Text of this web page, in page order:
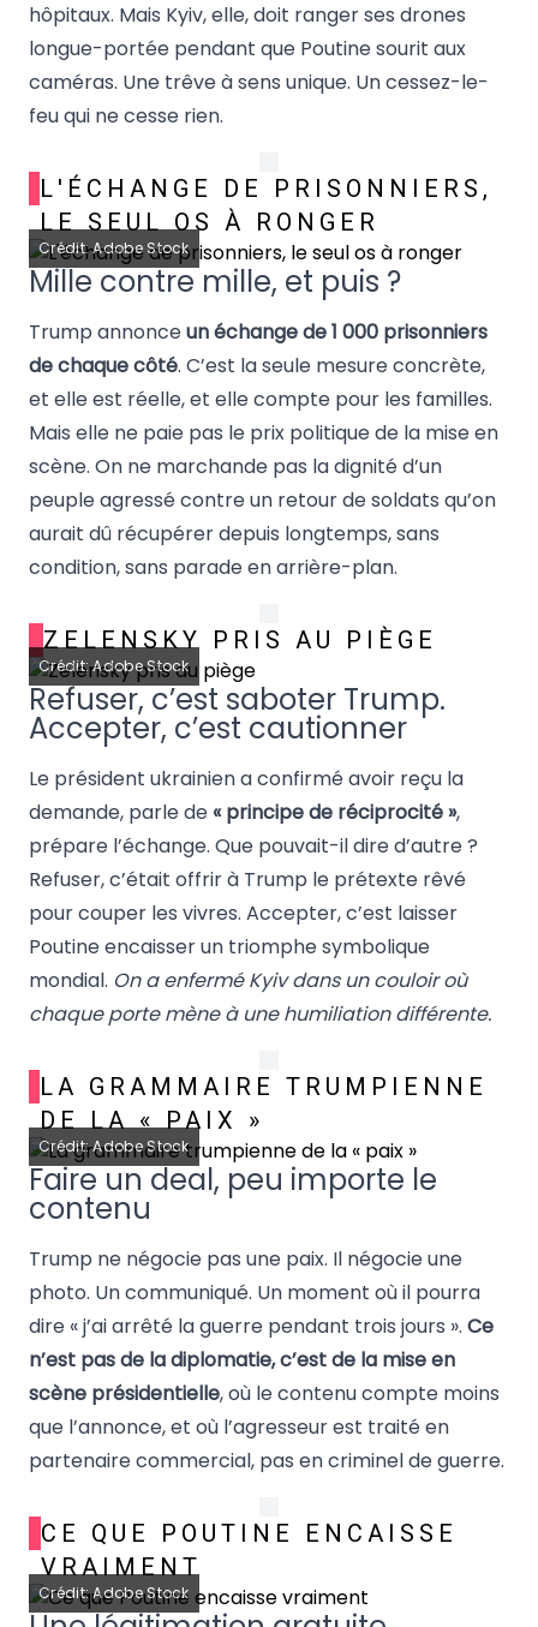
hôpitaux. Mais Kyiv, elle, doit ranger ses drones
longue-portée pendant que Poutine sourit aux
caméras. Une trêve à sens unique. Un cessez-le-
feu qui ne cesse rien.
L'ÉCHANGE DE PRISONNIERS,
LE SEUL OS À RONGER
Crédit: Adobe Stock
Mille contre mille, et puis ?
Trump annonceun échange de 1 000 prisonniers
de chaque côté. C’est la seule mesure concrète,
et elle est réelle, et elle compte pour les familles.
Mais elle ne paie pas le prix politique de la mise en
scène. On ne marchande pas la dignité d’un
peuple agressé contre un retour de soldats qu’on
aurait dû récupérer depuis longtemps, sans
condition, sans parade en arrière-plan.
ZELENSKY PRIS AU PIÈGE
Crédit: Adobe Stock
Refuser, c’est saboter Trump.
Accepter, c’est cautionner
Le président ukrainien a confirmé avoir reçu la
demande, parle de« principe de réciprocité »,
prépare l’échange. Que pouvait-il dire d’autre ?
Refuser, c’était offrir à Trump le prétexte rêvé
pour couper les vivres. Accepter, c’est laisser
Poutine encaisser un triomphe symbolique
mondial. On a enfermé Kyiv dans un couloir où
chaque porte mène à une humiliation différente.
LA GRAMMAIRE TRUMPIENNE
DE LA « PAIX »
Crédit: Adobe Stock
Faire un deal, peu importe le
contenu
Trump ne négocie pas une paix. Il négocie une
photo. Un communiqué. Un moment où il pourra
dire « j’ai arrêté la guerre pendant trois jours ». Ce
n’est pas de la diplomatie, c’est de la mise en
scène présidentielle, où le contenu compte moins
que l’annonce, et où l’agresseur est traité en
partenaire commercial, pas en criminel de guerre.
CE QUE POUTINE ENCAISSE
VRAIMENT
Crédit: Adobe Stock